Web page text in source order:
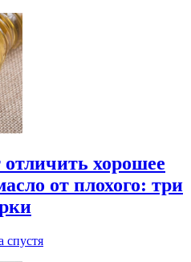
хорошее
от плохого: три
спустя